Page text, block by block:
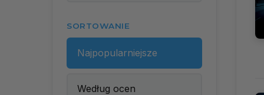
SORTOWANIE
Najpopularniejsze
Według ocen